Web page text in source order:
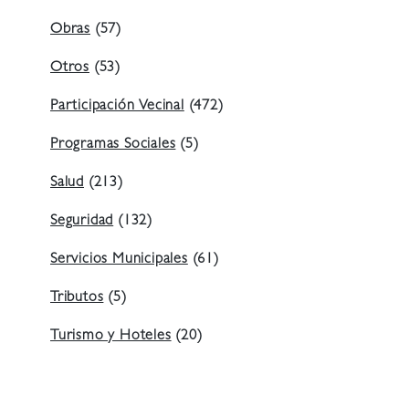
Obras (57)
Otros (53)
Participación Vecinal (472)
Programas Sociales (5)
Salud (213)
Seguridad (132)
Servicios Municipales (61)
Tributos (5)
Turismo y Hoteles (20)